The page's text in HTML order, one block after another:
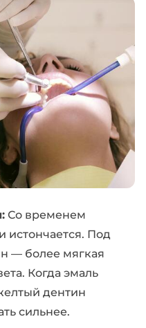
Со временем
истончается. Под
— более мягкая
Когда эмаль
дентин
сильнее.